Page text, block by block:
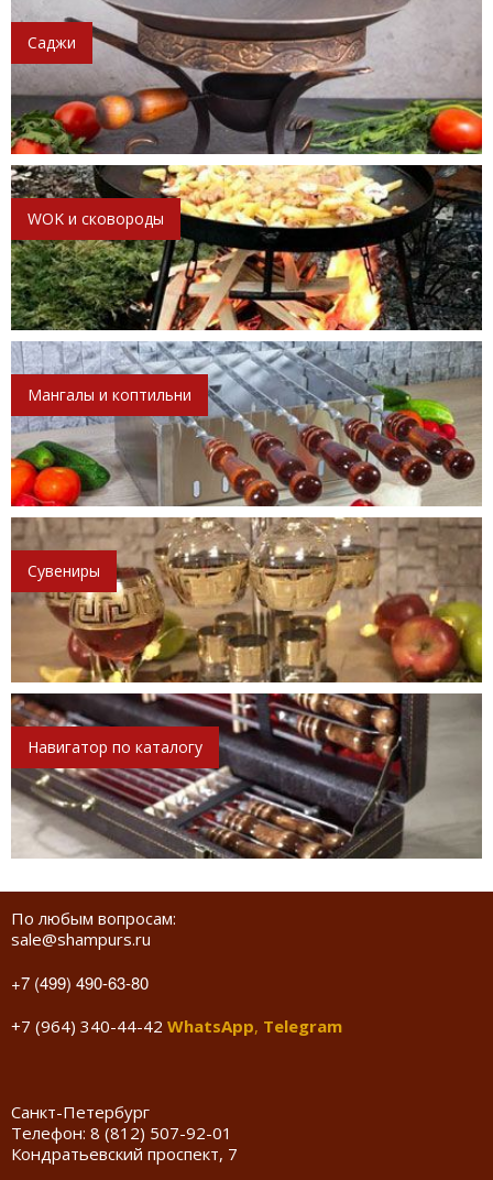
Саджи
WOK и сковороды
Мангалы и коптильни
Сувениры
Навигатор по каталогу
По любым вопросам:
sale@shampurs.ru
+7 (499) 490-63-80
+7 (964) 340-44-42 WhatsApp, Telegram
Санкт-Петербург
Телефон: 8 (812) 507-92-01
Кондратьевский проспект, 7